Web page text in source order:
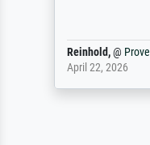
Reinhold,@
April 22, 2026